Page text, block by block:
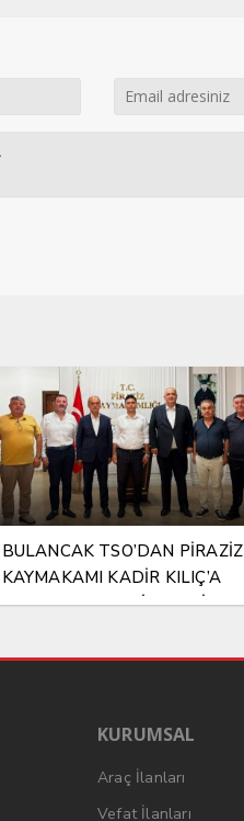
BULANCAK TSO’DAN PİRAZİZ
KAYMAKAMI KADİR KILIÇ’A
HAYIRLI OLSUN ZİYARETİ
KURUMSAL
Araç İlanları
Vefat İlanları